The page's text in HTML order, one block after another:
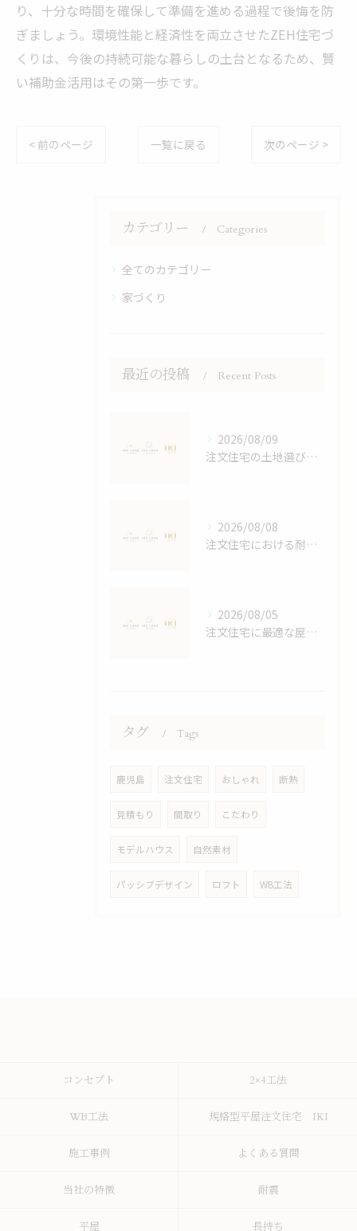
り、十分な時間を確保して準備を進める過程で後悔を防
ぎましょう。環境性能と経済性を両立させたZEH住宅づ
くりは、今後の持続可能な暮らしの土台となるため、賢
い補助金活用はその第一歩です。
< 前のページ 一覧に戻る 次のページ >
カテゴリー Categories
全てのカテゴリー
家づくり
最近の投稿 Recent Posts
2026/08/09
注文住宅の土地選びで後悔しないためのポイントと効率的な進め方
2026/08/08
注文住宅における耐震等級の詳しい解説
2026/08/05
注文住宅に最適な屋根デザイン術
タグ Tags
鹿児島 注文住宅 おしゃれ 断熱
見積もり 間取り こだわり
モデルハウス 自然素材
パッシブデザイン ロフト WB工法
コンセプト 2×4工法
WB工法 規格型平屋注文住宅 IKI
施工事例 よくある質問
当社の特徴 耐震
平屋 長持ち